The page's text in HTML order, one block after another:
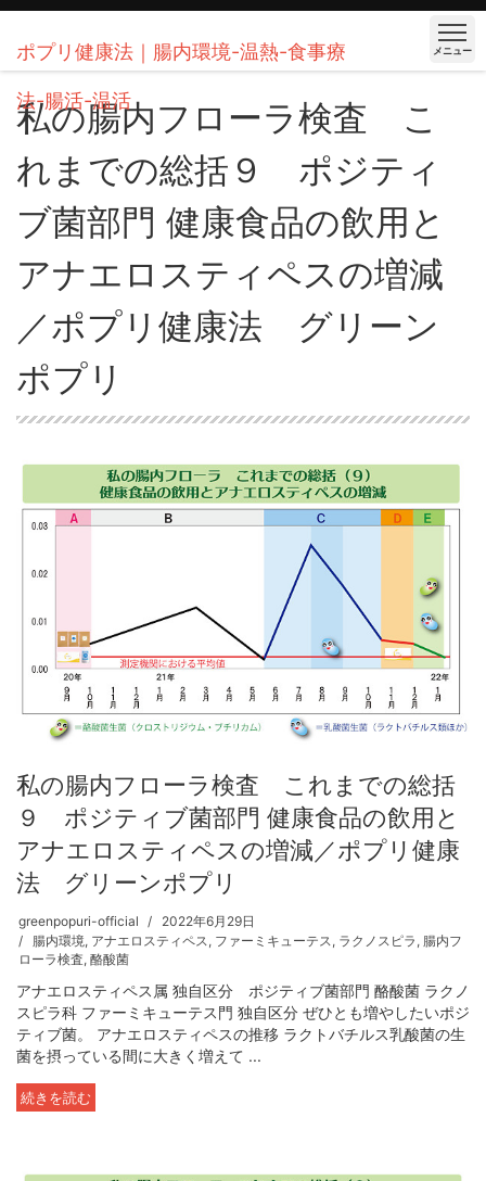
ポプリ健康法｜腸内環境-温熱-食事療
法-腸活-温活
メニュー
私の腸内フローラ検査 こ
れまでの総括９ ポジティ
ブ菌部門 健康食品の飲用と
アナエロスティペスの増減
／ポプリ健康法 グリーン
ポプリ
私の腸内フローラ検査 これまでの総括
９ ポジティブ菌部門 健康食品の飲用と
アナエロスティペスの増減／ポプリ健康
法 グリーンポプリ
greenpopuri-official
2022年6月29日
腸内環境, アナエロスティペス , ファーミキューテス , ラクノスピラ , 腸内フ
ローラ検査, 酪酸菌
アナエロスティペス属 独自区分 ポジティブ菌部門 酪酸菌 ラクノ
スピラ科 ファーミキューテス門 独自区分 ぜひとも増やしたいポジ
ティブ菌。 アナエロスティペスの推移 ラクトバチルス乳酸菌の生
菌を摂っている間に大きく増えて ...
続きを読む